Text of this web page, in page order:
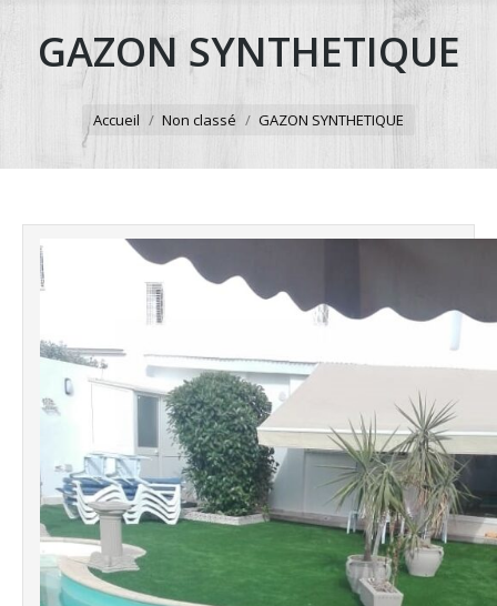
GAZON SYNTHETIQUE
Accueil Non classé GAZON SYNTHETIQUE